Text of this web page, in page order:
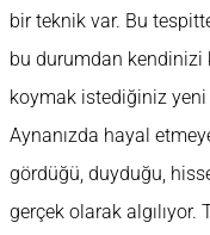
bir teknik var. Bu
bu durumdan kendinizi
koymak istediğiniz
Aynanızda hayal
gördüğü, duyduğu,
gerçek olarak algılıyor.